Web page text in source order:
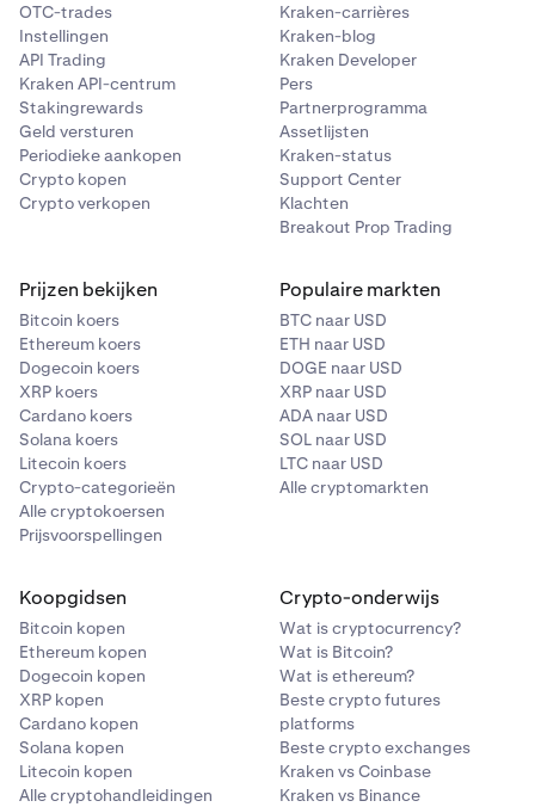
OTC-trades
Instellingen
API Trading
Kraken API-centrum
Stakingrewards
Geld versturen
Periodieke aankopen
Crypto kopen
Crypto verkopen
Kraken-carrières
Kraken-blog
Kraken Developer
Pers
Partnerprogramma
Assetlijsten
Kraken-status
Support Center
Klachten
Breakout Prop Trading
Prijzen bekijken
Bitcoin koers
Ethereum koers
Dogecoin koers
XRP koers
Cardano koers
Solana koers
Litecoin koers
Crypto-categorieën
Alle cryptokoersen
Prijsvoorspellingen
Populaire markten
BTC naar USD
ETH naar USD
DOGE naar USD
XRP naar USD
ADA naar USD
SOL naar USD
LTC naar USD
Alle cryptomarkten
Koopgidsen
Bitcoin kopen
Ethereum kopen
Dogecoin kopen
XRP kopen
Cardano kopen
Solana kopen
Litecoin kopen
Alle cryptohandleidingen
Crypto-onderwijs
Wat is cryptocurrency?
Wat is Bitcoin?
Wat is ethereum?
Beste crypto futures
platforms
Beste crypto exchanges
Kraken vs Coinbase
Kraken vs Binance